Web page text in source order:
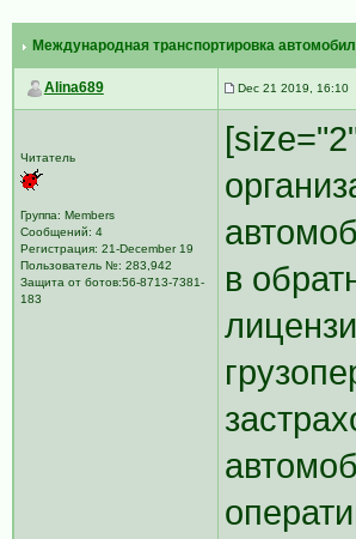
Международная транспортировка
Alina689 Dec 21 2019, 16:10
Читатель
Группа: Members
Сообщений: 4
Регистрация: 21-December 19
Пользователь №: 283,942
Защита от ботов:56-8713-7381-
183
в